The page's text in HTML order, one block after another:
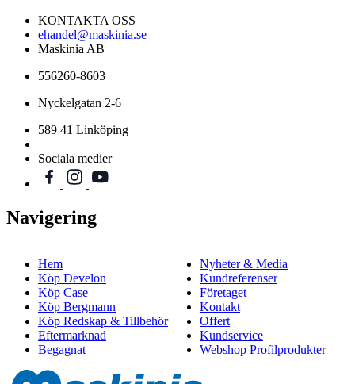
KONTAKTA OSS
ehandel@maskinia.se
Maskinia AB
556260-8603
Nyckelgatan 2-6
589 41 Linköping
Sociala medier
Navigering
Hem
Köp Develon
Köp Case
Köp Bergmann
Köp Redskap & Tillbehör
Eftermarknad
Begagnat
Nyheter & Media
Kundreferenser
Företaget
Kontakt
Offert
Kundservice
Webshop Profilprodukter